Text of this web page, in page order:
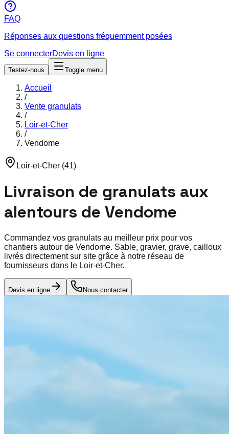
FAQ
Réponses aux questions fréquemment posées
Se connecterDevis en ligne
Testez-nous Toggle menu
Accueil
/
Vente granulats
/
Loir-et-Cher
/
Vendome
Loir-et-Cher (41)
Livraison de granulats aux
alentours de Vendome
Commandez vos granulats au meilleur prix pour vos
chantiers autour de Vendome. Sable, gravier, grave, cailloux
livrés directement sur site grâce à notre réseau de
fournisseurs dans le Loir-et-Cher.
Devis en ligne Nous contacter